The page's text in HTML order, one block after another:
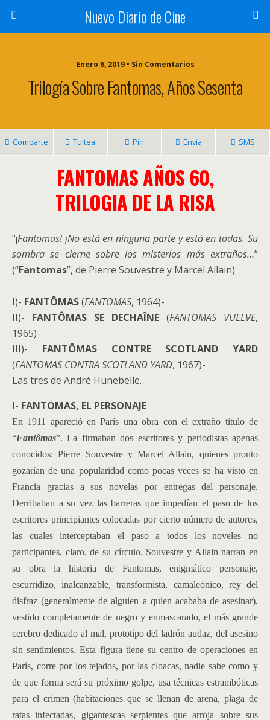
Nuevo Diario de Cine
Enero 6, 2019 • Sin Comentarios
Trilogía Sobre Fantomas, Años Sesenta
Comparte Tuitea Pin Envía SMS
FANTOMAS AÑOS 60,
TRILOGIA DE LA RISA
“¡Fantomas! ¡No está en ninguna parte y está en todas. Su
sombra se cierne sobre los misterios más extraños…”
(“Fantomas”, de Pierre Souvestre y Marcel Allain)
I)- FANTÔMAS(FANTOMAS, 1964)-
II)- FANTÔMAS SE DECHAÎNE (FANTOMAS VUELVE,
1965)-
III)- FANTÔMAS CONTRE SCOTLAND YARD
(FANTOMAS CONTRA SCOTLAND YARD, 1967)-
Las tres de André Hunebelle.
I- FANTOMAS, EL PERSONAJE
En 1911 apareció en París una obra con el extraño título de
“Fantômas”. La firmaban dos escritores y periodistas apenas
conocidos: Pierre Souvestre y Marcel Allain, quienes pronto
gozarían de una popularidad como pocas veces se ha visto en
Francia gracias a sus novelas por entregas del personaje.
Derribaban a su vez las barreras que impedían el paso de los
escritores principiantes colocadas por cierto número de autores,
las cuales interceptaban el paso a todos los noveles no
participantes, claro, de su círculo. Souvestre y Allain narran en
su obra la historia de Fantomas, enigmático personaje,
escurridizo, inalcanzable, transformista, camaleónico, rey del
disfraz (generalmente de alguien a quien acababa de asesinar),
vestido completamente de negro y enmascarado, el más grande
cerebro dedicado al mal, prototipo del ladrón audaz, del asesino
sin sentimientos. Esta figura tiene su centro de operaciones en
París, corre por los tejados, por las cloacas, nadie sabe como y
de que forma será su próximo golpe, usa técnicas estrambóticas
para el crimen (habitaciones que se llenan de arena, plaga de
ratas infectadas, gigantescas serpientes que arroja sobre sus